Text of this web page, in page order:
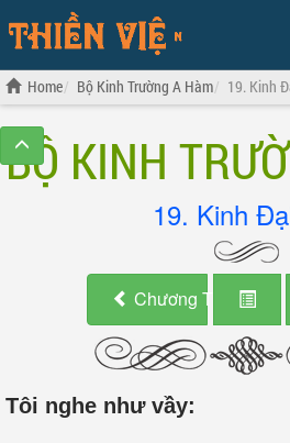
Home Bộ Kinh Trường A Hàm 19. Kinh
BỘ KINH
19. Kinh
Chương Trước
Tôi nghe như vầy: